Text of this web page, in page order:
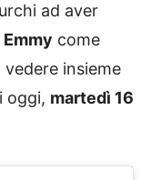
ad aver
Emmy come
insieme
oggi, martedì 16